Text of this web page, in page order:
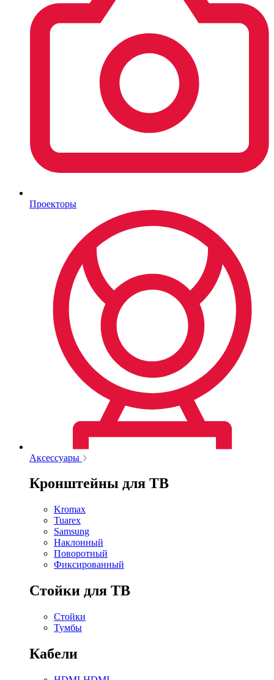
Проекторы
Аксессуары
Кронштейны для ТВ
Kromax
Tuarex
Samsung
Наклонный
Поворотный
Фиксированный
Стойки для ТВ
Стойки
Тумбы
Кабели